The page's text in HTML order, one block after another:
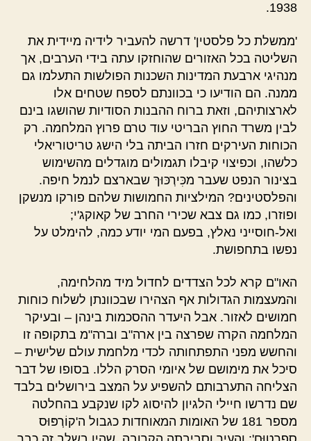
1938.
'ממשלת כל פלסטין' דרשה להעביר לידיה מיידית את
השליטה בכל האזורים שהוחזקו עתה בידי הערבים, אך
מנהיגי ארבעת המדינות השכנות הפולשות התעלמו גם
ממנה. הם הודיעו כי בכוונתם לספח שטחים אלו
לארצותיהם, וזאת ברוח ההבנות הסודיות שהושגו בינם
לבין משרד החוץ הבריטי עוד טרם פרוץ המלחמה. רק
הכוחות העירקים חזרו הביתה בלי הישג טריטוריאלי
כלשהו, וכפיצוי קיבלו תגמולים מוגדלים מהשימוש
בצינור הנפט שעבר מכִּירְכּוּךּ שבארצם לנמל חיפה.
והפלסטינים? המילציות החמושות שלהם פורקו מנשקן
ופוזרו, כמו גם צבא שכירי החרב של קאוקג'י;
ואל-חוסייני נאלץ, בפעם המי יודע כמה, להימלט על
נפשו בתחפושת.
האו"ם קרא לכל הצדדים לחדול מיד מהלחימה,
והמעצמות הגדולות אף הצהירו שבכוונתן לשלוח כוחות
חמושים לאזור. אבל היעדר ההסכמות בינהן – ובעיקר
המלחמה הקרה שפרצה בין ארה"ב וברה"מ בתקופה זו
והחשש מפני התפתחותה לכדי מלחמת עולם שלישית –
סיכל את מימושם של איומי הסרק הללו. בסופו של דבר
הצליחה התערבותם להשפיע על המצב בירושלים בלבד
שם נדרשו חיילי הלגיון להיסוג לקו שנקבע בהחלטה
מספר 181 של האומות המאוחדות כגבול ה'קוֹרְפּוּס